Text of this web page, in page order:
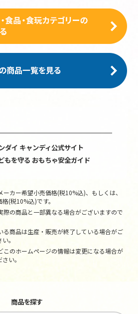
ダイ キャンディ公式サイト
もを守る おもちゃ安全ガイド
カー希望小売価格(税10%込)、もしくは、
(税10%込)です。
の商品と一部異なる場合がございますので
商品は生産・販売が終了している場合がご
。
のホームページの情報は変更になる場合が
い。
商品を探す